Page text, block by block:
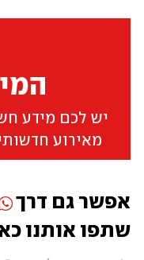
יש לכם מידע
מאירוע
שתפו אותנו
אפשר גם דרך